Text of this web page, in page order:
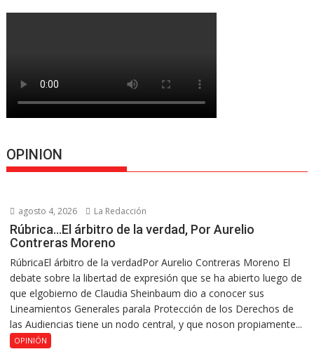
OPINION
agosto 4, 2026 La Redacción
Rúbrica…El árbitro de la verdad, Por Aurelio
Contreras Moreno
RúbricaEl árbitro de la verdadPor Aurelio Contreras Moreno El
debate sobre la libertad de expresión que se ha abierto luego de
que elgobierno de Claudia Sheinbaum dio a conocer sus
Lineamientos Generales parala Protección de los Derechos de
las Audiencias tiene un nodo central, y que noson propiamente...
OPINIÓN